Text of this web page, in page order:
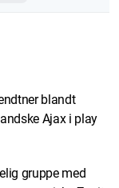
blandt
Ajax i play
gruppe med